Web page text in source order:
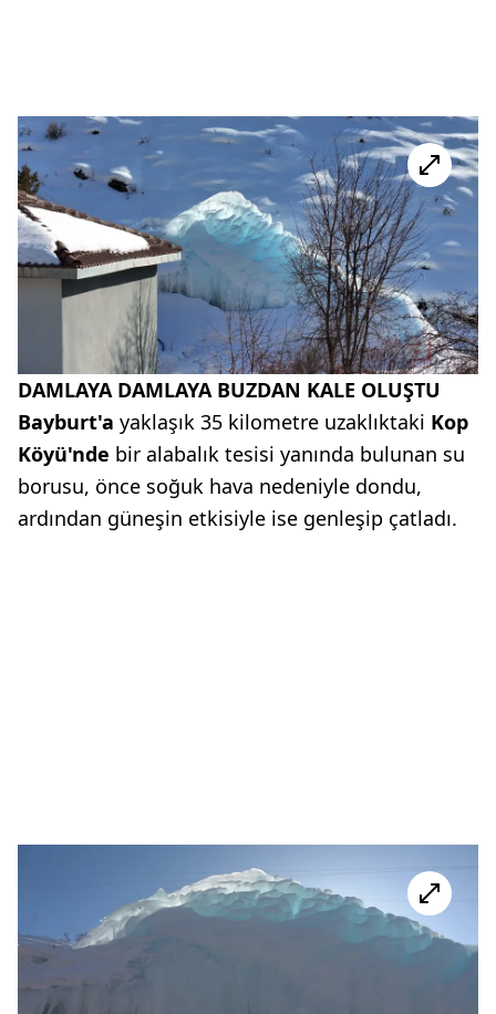
DAMLAYA DAMLAYA BUZDAN KALE OLUŞTU
Bayburt'a yaklaşık 35 kilometre uzaklıktaki Kop
Köyü'nde bir alabalık tesisi yanında bulunan su
borusu, önce soğuk hava nedeniyle dondu,
ardından güneşin etkisiyle ise genleşip çatladı.